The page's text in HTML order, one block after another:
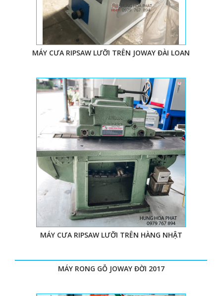
MÁY CƯA RIPSAW LƯỠI TRÊN JOWAY ĐÀI LOAN
MÁY CƯA RIPSAW LƯỠI TRÊN HÀNG NHẬT
MÁY RONG GỖ JOWAY ĐỜI 2017